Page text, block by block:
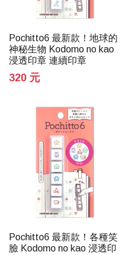
Pochitto6 最新款！地球的
神秘生物 Kodomo no kao
浸透印章 連續印章
320 元
Pochitto6 最新款！各種笑
臉 Kodomo no kao 浸透印